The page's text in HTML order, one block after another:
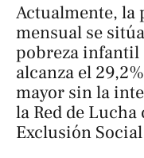
Actualmente, la
mensual se
pobreza infantil
alcanza el
mayor sin la
la Red de
Exclusión